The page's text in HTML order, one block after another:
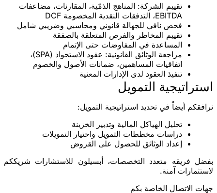
تقييم الشركة: المناهج الذمّية، المقارنات، مضاعفات
EBITDA، التدفقات النقدية المخصومة DCF
فحص نافي للجهالة قانوني ومحاسبي وضريبي شامل
تقييم المخاطر والفرص المتعلقة بالصفقة
المساعدة في المفاوضات حتى الإتمام
مراجعة الوثائق القانونية
: عقود الاستحواذ (SPA)،
اتفاقيات المساهمين، ضمانات الأصول والخصوم
تنفيذ العقود لدى الإدارات المعنية
استراتيجية التمويل
نرافقكم أيضاً في تحديد استراتيجية التمويل:
تحليل الهياكل المالية وتدبير الخزينة
دراسات مخططات التمويل واختيار التمويلات
إعداد الوثائق للحصول على القروض
بفضل فريقه متعدد التخصصات، أبسيلون للاستشارات شريككم
لاستثمارات آمنة.
جهات الاتصال الخاصة بكم